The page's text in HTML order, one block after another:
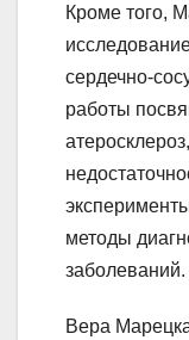
Кроме того,
сердечно-
работы
методы
заболеваний.
Вера